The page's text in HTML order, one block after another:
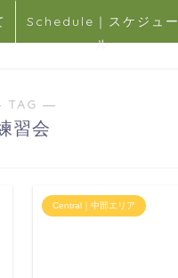
Schedule｜スケジュー
ル
TAG ―
習会
Central｜中部エリア